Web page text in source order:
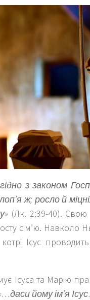
з законом
ж; росло й
(Лк. 2:39-40). Свою
сім’ю. Навколо
Ісус
Ісуса та Марію
йому ім’я